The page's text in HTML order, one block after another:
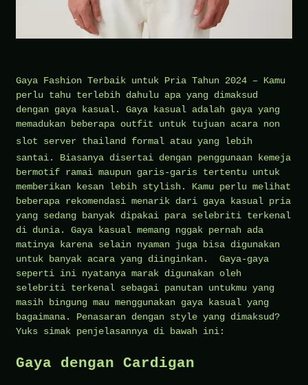
Gaya Fashion Terbaik untuk Pria Tahun 2024 – Kamu
perlu tahu terlebih dahulu apa yang dimaksud
dengan gaya kasual. Gaya kasual adalah gaya yang
memadukan beberapa outfit untuk tujuan acara non
slot server thailand
formal atau yang lebih
santai. Biasanya disertai dengan penggunaan kemeja
bermotif ramai maupun garis-garis tertentu untuk
memberikan kesan lebih stylish. Kamu perlu melihat
beberapa rekomendasi menarik dari gaya kasual pria
yang sedang banyak dipakai para selebriti terkenal
di dunia. Gaya kasual memang nggak pernah ada
matinya karena selain nyaman juga bisa digunakan
untuk banyak acara yang diinginkan. Gaya-gaya
seperti ini nyatanya marak digunakan oleh
selebriti terkenal sebagai panutan untukmu yang
masih bingung mau menggunakan gaya kasual yang
bagaimana. Penasaran dengan style yang dimaksud?
Yuks simak penjelasannya di bawah ini:
Gaya dengan Cardigan